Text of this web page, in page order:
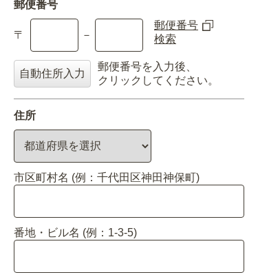
OTHER ITEMS
ORIGINAL ORDER
郵便番号
〒 －
郵便番号
検索
自動住所入力
郵便番号を入力後、
クリックしてください。
住所
市区町村名 (例：千代田区神田神保町)
番地・ビル名 (例：1-3-5)